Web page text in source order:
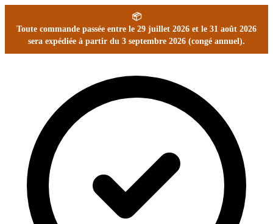
📦
Toute commande passée entre le 29 juillet 2026 et le 31 août 2026
sera expédiée à partir du 3 septembre 2026 (congé annuel).